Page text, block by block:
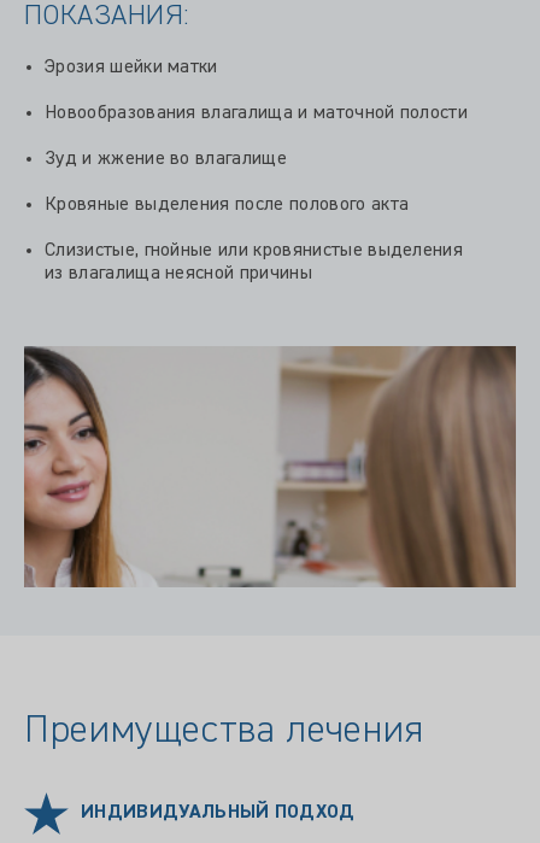
ПОКАЗАНИЯ:
Эрозия шейки матки
Новообразования влагалища и маточной полости
Зуд и жжение во влагалище
Кровяные выделения после полового акта
Слизистые, гнойные или кровянистые выделения
из влагалища неясной причины
Преимущества лечения
ИНДИВИДУАЛЬНЫЙ ПОДХОД